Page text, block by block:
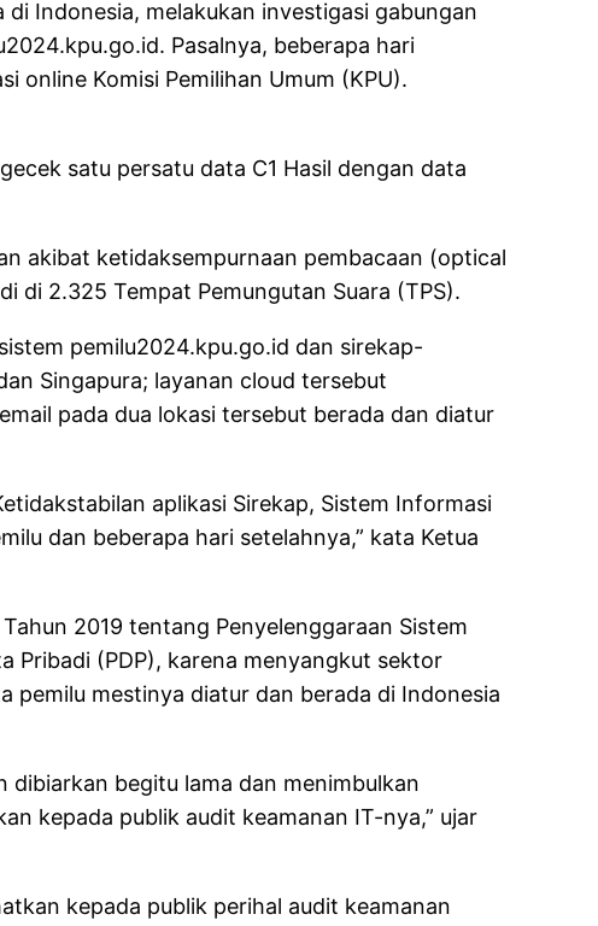
Indonesia, melakukan investigasi gabungan
Pasalnya, beberapa hari
online Komisi Pemilihan Umum (KPU).
satu persatu data C1 Hasil dengan data
akibat ketidaksempurnaan pembacaan (optical
di 2.325 Tempat Pemungutan Suara (TPS).
pemilu2024.kpu.go.id dan sirekap-
Singapura; layanan cloud tersebut
pada dua lokasi tersebut berada dan diatur
aplikasi Sirekap, Sistem Informasi
dan beberapa hari setelahnya,” kata Ketua
2019 tentang Penyelenggaraan Sistem
Pribadi (PDP), karena menyangkut sektor
pemilu mestinya diatur dan berada di Indonesia
dibiarkan begitu lama dan menimbulkan
kepada publik audit keamanan IT-nya,” ujar
kepada publik perihal audit keamanan